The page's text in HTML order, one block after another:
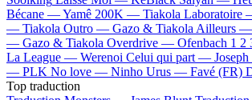
Bécane —Yamê 200K — Tiakola Laboratoire
— Tiakola Outro — Gazo & Tiakola Ailleurs —
— Gazo & Tiakola Overdrive — Ofenbach 1 2
La League — Werenoi Celui qui part —
— PLK No love — Ninho Urus — Favé (FR)
Top traduction